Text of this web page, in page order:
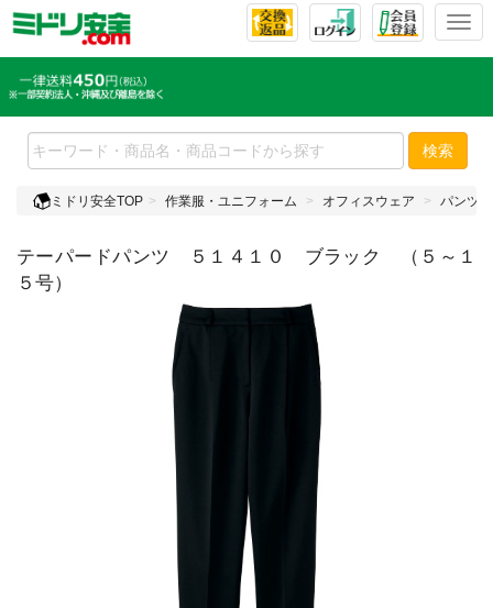
T
l
e
n
v
g
検索
ミドリ安全TOP 作業服・ユニフォーム オフィスウェア パンツ
テーパードパンツ ５１４１０ ブラック （５～１
５号）